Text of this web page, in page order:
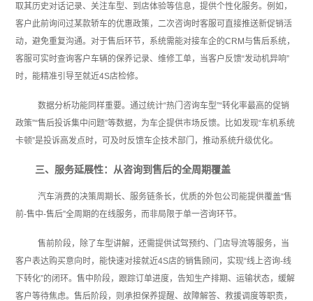
取其历史对话记录、关注车型、到店体验等信息，提供个性化服务。例如，
客户此前询问过某款轿车的优惠政策，二次咨询时客服可直接推送新促销活
动，避免重复沟通。对于售后环节，系统需能对接车企的CRM与售后系统，
客服可实时查询客户车辆的保养记录、维修工单，当客户反馈“发动机异响”
时，能精准引导至就近4S店检修。
数据分析功能同样重要。通过统计“热门咨询车型”“转化率最高的促销
政策”“售后投诉集中问题”等数据，为车企提供市场反馈。比如发现“车机系统
卡顿”是投诉高发点时，可及时反馈车企技术部门，推动系统升级优化。
三、服务延展性：从咨询到售后的全周期覆盖
汽车消费的决策周期长、服务链条长，优质的外包公司能提供覆盖“售
前-售中-售后”全周期的在线服务，而非局限于单一咨询环节。
售前阶段，除了车型讲解，还需提供试驾预约、门店导流等服务，当
客户表达购买意向时，能快速对接就近4S店的销售顾问，实现“线上咨询-线
下转化”的闭环。售中阶段，跟踪订单进度，告知生产排期、运输状态，缓解
客户等待焦虑。售后阶段，则承担保养提醒、故障解答、救援调度等职责，